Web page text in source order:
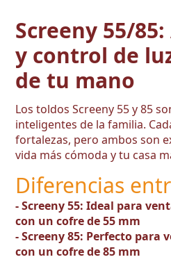
Screeny 55/
y control de
de tu mano
Los toldos Screeny 55 y 85
inteligentes de la familia.
fortalezas, pero ambos son
vida más cómoda y tu casa
Diferencias
- Screeny 55: Ideal para
con un cofre de 55 mm
- Screeny 85: Perfecto para
con un cofre de 85 mm